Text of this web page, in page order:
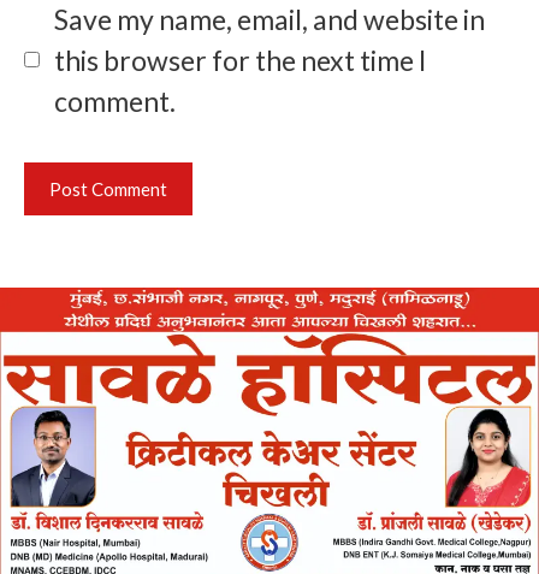
Save my name, email, and website in
this browser for the next time I
comment.